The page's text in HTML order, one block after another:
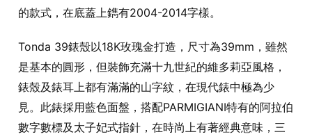
的款式，在底蓋上鐫有2004-2014字樣。
Tonda 39錶殼以18K玫瑰金打造，尺寸為39mm，雖然
是基本的圓形，但裝飾充滿十九世紀的維多莉亞風格，
錶殼及錶耳上都有滿滿的山字紋，在現代錶中極為少
見。此錶採用藍色面盤，搭配PARMIGIANI特有的阿拉伯
數字數標及太子妃式指針，在時尚上有著經典意味，三